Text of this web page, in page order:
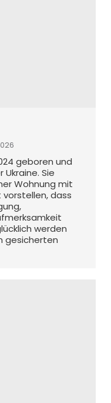
geboren und
Sie
Wohnung mit
vorstellen, dass
werden
gesicherten